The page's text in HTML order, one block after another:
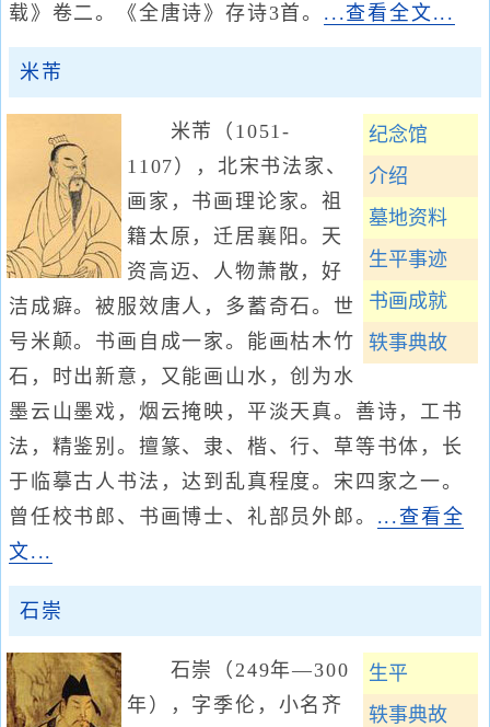
载》卷二。《全唐诗》存诗3首。 ...查看全文...
米芾
纪念馆
介绍
墓地资料
生平事迹
书画成就
轶事典故
米芾（1051-
1107），北宋书法家、
画家，书画理论家。祖
籍太原，迁居襄阳。天
资高迈、人物萧散，好
洁成癖。被服效唐人，多蓄奇石。世
号米颠。书画自成一家。能画枯木竹
石，时出新意，又能画山水，创为水
墨云山墨戏，烟云掩映，平淡天真。善诗，工书
法，精鉴别。擅篆、隶、楷、行、草等书体，长
于临摹古人书法，达到乱真程度。宋四家之一。
曾任校书郎、书画博士、礼部员外郎。 ...查看全
文...
石崇
生平
轶事典故
石崇（249年—300
年），字季伦，小名齐